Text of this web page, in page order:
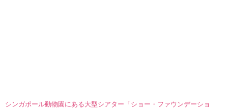
シンガポール動物園にある大型シアター「ショー・ファウンデーショ